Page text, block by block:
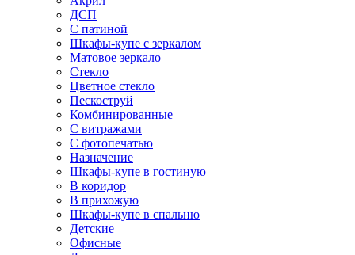
ДСП
С патиной
Шкафы-купе с зеркалом
Матовое зеркало
Стекло
Цветное стекло
Пескоструй
Комбинированные
С витражами
С фотопечатью
Назначение
Шкафы-купе в гостиную
В коридор
В прихожую
Шкафы-купе в спальню
Детские
Офисные